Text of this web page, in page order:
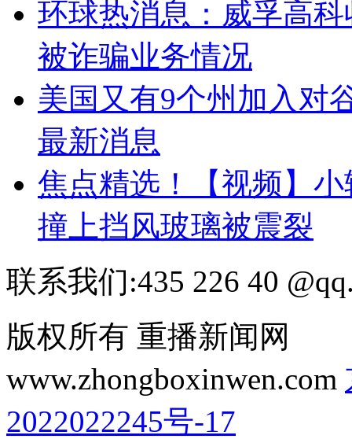
环球热消息：威孚高
被诈骗业务情况
美国又有9个州加入对
最新消息
焦点精选！【视频】
撞上挡风玻璃被震裂
联系我们:435 226 40
版权所有 重播新闻网
www.zhongboxinwen.com
2022022245号-17